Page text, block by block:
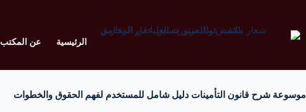
الرئيسية عن المكتب
موسوعة شرح قانون التأمينات دليل شامل للمستخدم لفهم الحقوق والخطوات